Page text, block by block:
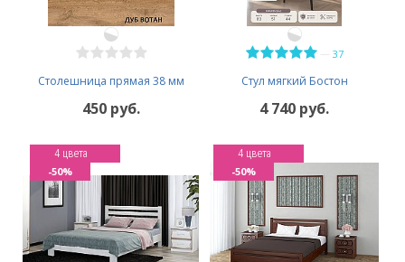
Столешница прямая 38 мм
450 руб.
37
Стул мягкий Бостон
4 740 руб.
4 цвета
-50%
4 цвета
-50%